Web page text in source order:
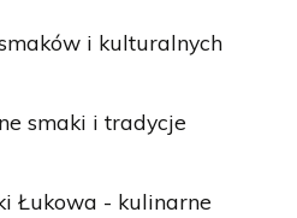
i kulturalnych
smaki i tradycje
Łukowa - kulinarne